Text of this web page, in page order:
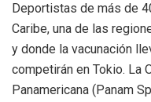
Deportistas de más de
Caribe, una de las
y donde la vacunación
competirán en Tokio. La
Panamericana (Panam